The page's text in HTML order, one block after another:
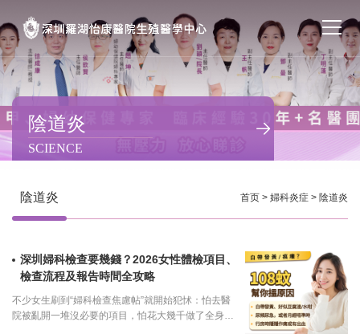
首页
私密處整形
不孕不育
特色门诊
計劃生育
陰道炎
SCIENCE
陰道炎 首页 > 婦科炎症 > 陰道炎
深圳婦科檢查要幾錢？2026女性體檢項目、
檢查流程及報告時間全攻略
不少女生刷到“婦科檢查焦慮帖”就開始犯怵：怕去醫
院被亂開一堆沒必要的項目，怕花大幾千做了全身體